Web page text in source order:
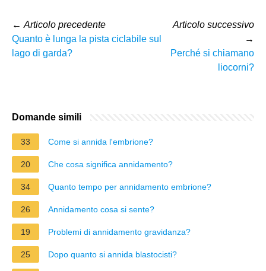
← Articolo precedente
Quanto è lunga la pista ciclabile sul
lago di garda?
Articolo successivo
→
Perché si chiamano
liocorni?
Domande simili
33 Come si annida l'embrione?
20 Che cosa significa annidamento?
34 Quanto tempo per annidamento embrione?
26 Annidamento cosa si sente?
19 Problemi di annidamento gravidanza?
25 Dopo quanto si annida blastocisti?